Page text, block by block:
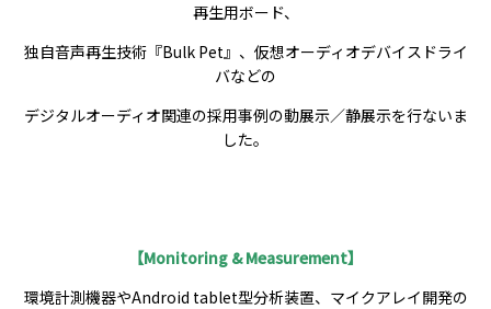
再生用ボード、
独自音声再生技術『Bulk Pet』、仮想オーディオデバイスドライ
バなどの
デジタルオーディオ関連の採用事例の動展示／静展示を行ないま
した。
【Monitoring & Measurement】
環境計測機器やAndroid tablet型分析装置、マイクアレイ開発の